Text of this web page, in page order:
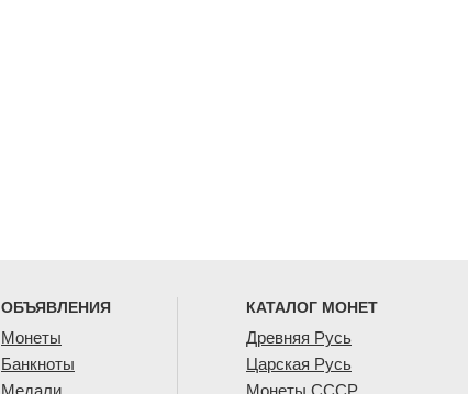
ОБЪЯВЛЕНИЯ
Монеты
Банкноты
Медали
КАТАЛОГ МОНЕТ
Древняя Русь
Царская Русь
Монеты СССР